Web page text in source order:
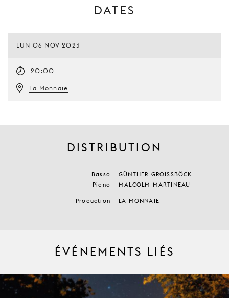
DATES
LUN 06 NOV 2023
20:00
La Monnaie
DISTRIBUTION
Basso
GÜNTHER GROISSBÖCK
Piano
MALCOLM MARTINEAU
Production LA MONNAIE
ÉVÉNEMENTS LIÉS